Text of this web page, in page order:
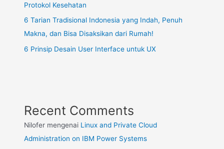
Protokol Kesehatan
6 Tarian Tradisional Indonesia yang Indah, Penuh
Makna, dan Bisa Disaksikan dari Rumah!
6 Prinsip Desain User Interface untuk UX
Recent Comments
Nilofer mengenai Linux and Private Cloud
Administration on IBM Power Systems